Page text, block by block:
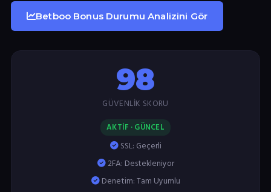
Betboo Bonus Durumu Analizini Gör
98
GÜVENLIK SKORU
AKTİF · GÜNCEL
SSL: Geçerli
2FA: Destekleniyor
Denetim: Tam Uyumlu